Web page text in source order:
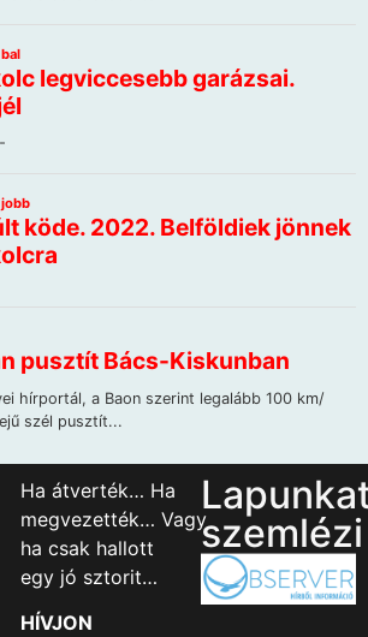
Ha átverték… Ha
megvezették… Vagy
ha csak hallott
egy jó sztorit…
HÍVJON
szemlézi